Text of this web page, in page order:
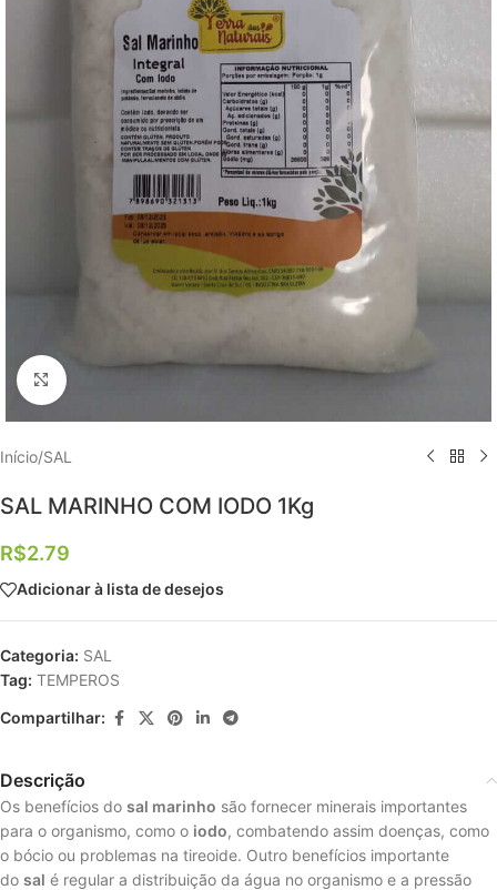
Clique para ampliar
Início/SAL
SAL MARINHO COM IODO 1Kg
R$2.79
Adicionar à lista de desejos
Categoria: SAL
Tag: TEMPEROS
Compartilhar:
Descrição
Os benefícios do sal marinho são fornecer minerais importantes
para o organismo, como o iodo, combatendo assim doenças, como
o bócio ou problemas na tireoide. Outro benefícios importante
do sal é regular a distribuição da água no organismo e a pressão